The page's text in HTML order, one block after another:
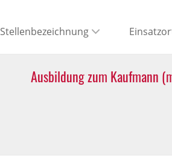
Stellenbezeichnung
Ausbildung zum Kaufmann